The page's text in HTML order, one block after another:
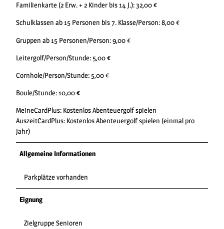
Familienkarte (2 Erw. + 2 Kinder bis 14 J.): 32,00 €
Schulklassen ab 15 Personen bis 7. Klasse/Person: 8,00 €
Gruppen ab 15 Personen/Person: 9,00 €
Leitergolf/Person/Stunde: 5,00 €
Cornhole/Person/Stunde: 5,00 €
Boule/Stunde: 10,00 €
MeineCardPlus: Kostenlos Abenteuergolf spielen
AuszeitCardPlus: Kostenlos Abenteuergolf spielen (einmal pro
Jahr)
Allgemeine Informationen
Parkplätze vorhanden
Eignung
Zielgruppe Senioren